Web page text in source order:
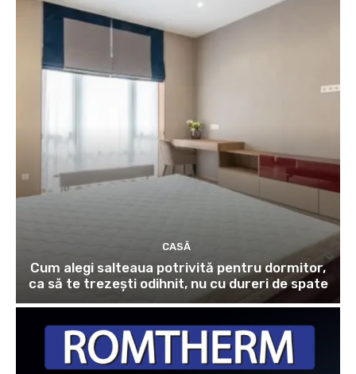
CASĂ
Cum alegi salteaua potrivită pentru dormitor,
ca să te trezești odihnit, nu cu dureri de spate